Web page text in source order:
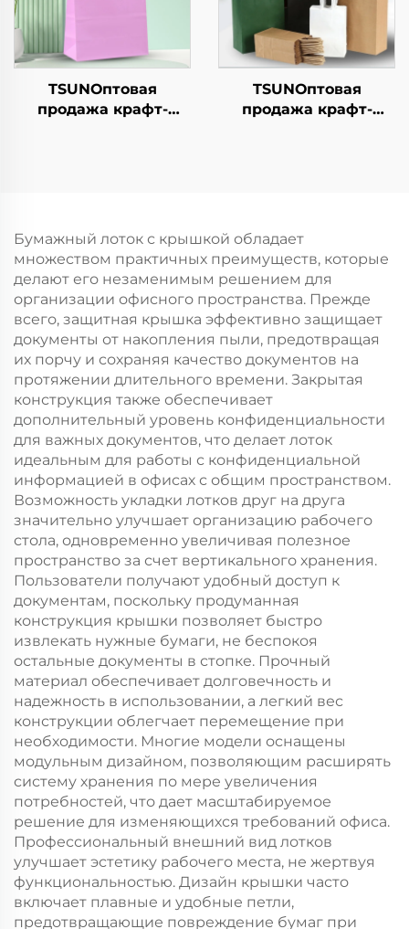
TSUNОптовая
продажа крафт-
новогодней/
рождественской еды
в гофрокarton
TSUNОптовая
продажа крафт-
рождественской еды
в пластиковую
упаковку
Бумажный лоток с крышкой обладает
множеством практичных преимуществ, которые
делают его незаменимым решением для
организации офисного пространства. Прежде
всего, защитная крышка эффективно защищает
документы от накопления пыли, предотвращая
их порчу и сохраняя качество документов на
протяжении длительного времени. Закрытая
конструкция также обеспечивает
дополнительный уровень конфиденциальности
для важных документов, что делает лоток
идеальным для работы с конфиденциальной
информацией в офисах с общим пространством.
Возможность укладки лотков друг на друга
значительно улучшает организацию рабочего
стола, одновременно увеличивая полезное
пространство за счет вертикального хранения.
Пользователи получают удобный доступ к
документам, поскольку продуманная
конструкция крышки позволяет быстро
извлекать нужные бумаги, не беспокоя
остальные документы в стопке. Прочный
материал обеспечивает долговечность и
надежность в использовании, а легкий вес
конструкции облегчает перемещение при
необходимости. Многие модели оснащены
модульным дизайном, позволяющим расширять
систему хранения по мере увеличения
потребностей, что дает масштабируемое
решение для изменяющихся требований офиса.
Профессиональный внешний вид лотков
улучшает эстетику рабочего места, не жертвуя
функциональностью. Дизайн крышки часто
включает плавные и удобные петли,
предотвращающие повреждение бумаг при